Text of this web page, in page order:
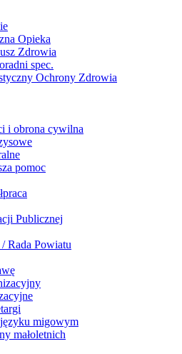
Opieka
Zdrowia
spec.
Ochrony Zdrowia
i obrona cywilna
pomoc
Publicznej
Rada Powiatu
migowym
małoletnich